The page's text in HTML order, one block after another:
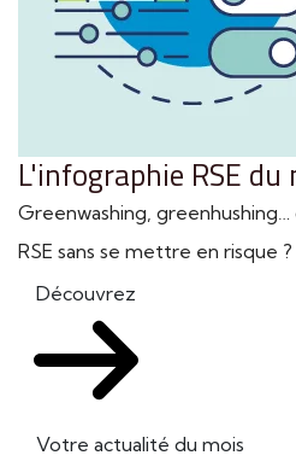
L'infographie RSE du
Greenwashing,
RSE sans se mettre en risque ?
Découvrez
Votre actualité du mois